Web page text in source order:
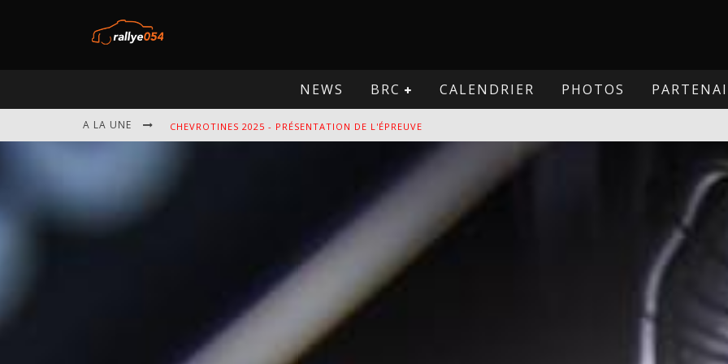
NEWS BRC CALENDRIER PHOTOS
A LA UNE CHEVROTINES 2025 - PRÉSENTATION DE L'ÉPREUVE
OMLOOP 2025 - PRÉSENTATION DE L'ÉPREUVE
SPA 2025 - PRÉSENTATION DE L'ÉPREUVE